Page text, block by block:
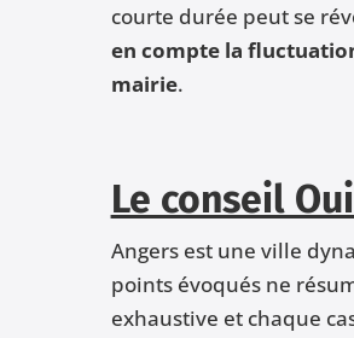
courte durée peut se
en compte la
mairie.
Le conseil
Angers est une ville
points évoqués ne
exhaustive et chaque